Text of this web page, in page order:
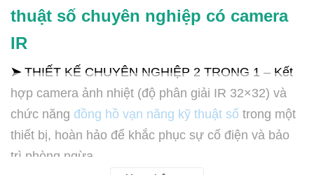
thuật số chuyên nghiệp có camera
IR
➤ THIẾT KẾ CHUYÊN NGHIỆP 2 TRONG 1 – Kết
hợp camera ảnh nhiệt (độ phân giải IR 32×32) và
chức năng đồng hồ vạn năng kỹ thuật số trong một
thiết bị, hoàn hảo để khắc phục sự cố điện và bảo
trì phòng ngừa